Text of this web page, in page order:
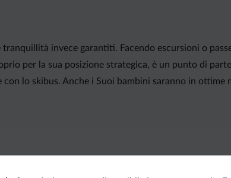
invece garantiti. Facendo escursioni o
per la sua posizione strategica, è un punto di
lo skibus. Anche i Suoi bambini saranno in